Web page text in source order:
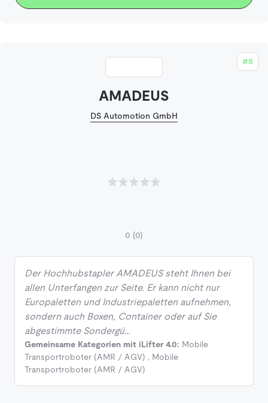
#5
AMADEUS
DS Automotion GmbH
0 (0)
Der Hochhubstapler AMADEUS steht Ihnen bei
allen Unterfangen zur Seite. Er kann nicht nur
Europaletten und Industriepaletten aufnehmen,
sondern auch Boxen, Container oder auf Sie
abgestimmte Sondergü…
Gemeinsame Kategorien mit iLifter 4.0: Mobile
Transportroboter (AMR / AGV) , Mobile
Transportroboter (AMR / AGV)